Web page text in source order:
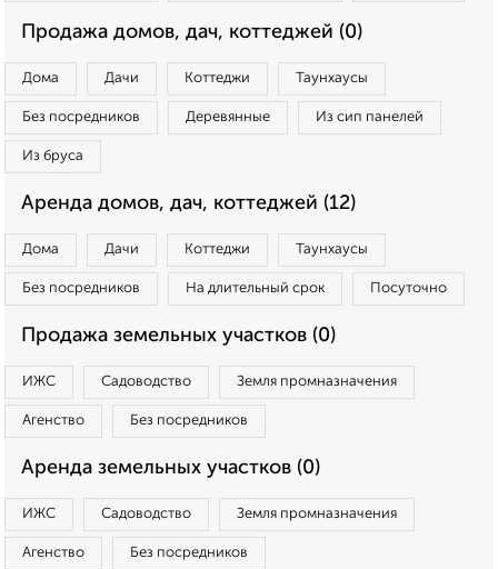
Продажа домов, дач, коттеджей (0)
Дома Дачи Коттеджи Таунхаусы
Без посредников Деревянные Из сип панелей
Из бруса
Аренда домов, дач, коттеджей (12)
Дома Дачи Коттеджи Таунхаусы
Без посредников На длительный срок Посуточно
Продажа земельных участков (0)
ИЖС Садоводство Земля промназначения
Агенство Без посредников
Аренда земельных участков (0)
ИЖС Садоводство Земля промназначения
Агенство Без посредников